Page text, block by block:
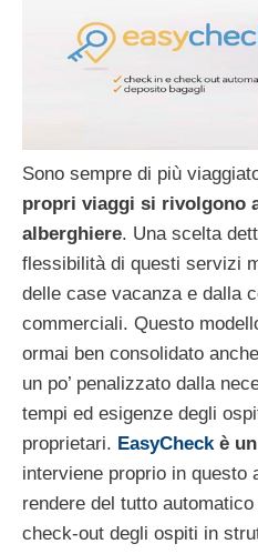
Sono sempre di più
propri viaggi si rivolgono
alberghiere. Una scelta
flessibilità di questi servizi
delle case vacanza e dalla
commerciali. Questo
ormai ben consolidato
un po’ penalizzato dalla
tempi ed esigenze degli
proprietari. EasyCheckè
interviene proprio in questo
rendere del tutto
check-out degli ospiti in